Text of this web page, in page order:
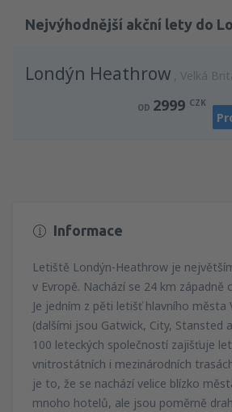
Zjistěte detaily
Nejvýhodnější akční lety do
Londýn Heathrow Velká
OD 2999 CZK
Informace
Letiště Londýn-Heathrow je
v Evropě. Nachází se 24 km západně
Je jedním z pěti letišť hlavního města
(dalšími jsou Gatwick, City, Stansted
100 leteckých společností zajišťuje
vnitrostátních i mezinárodních
je to, že se nachází velice blízko
mnoho hotelů, ale jsou poměrně